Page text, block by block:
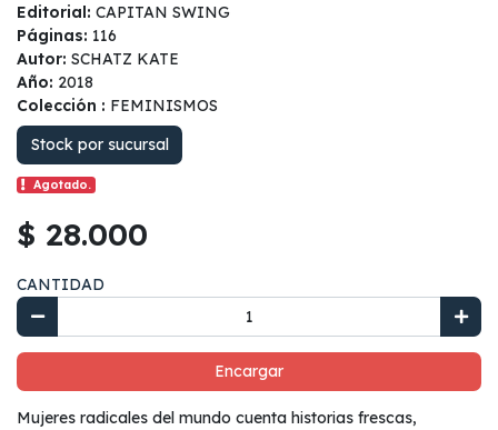
Editorial: CAPITAN SWING
Páginas: 116
Autor: SCHATZ KATE
Año: 2018
Colección : FEMINISMOS
Stock por sucursal
Agotado.
$ 28.000
CANTIDAD
Encargar
Mujeres radicales del mundo cuenta historias frescas,